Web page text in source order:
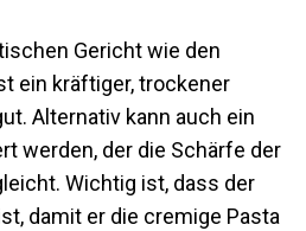
Gericht wie den
ein kräftiger, trockener
Alternativ kann auch ein
werden, der die Schärfe der
Wichtig ist, dass der
damit er die cremige Pasta